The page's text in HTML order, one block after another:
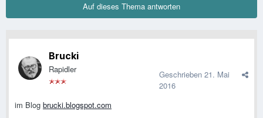
Auf dieses Thema antworten
Brucki
Rapidler Geschrieben 21. Mai
2016
im Blog brucki.blogspot.com